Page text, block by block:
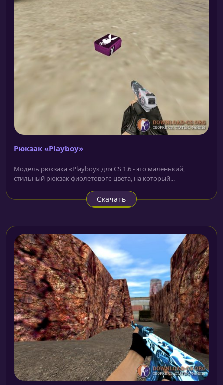
Рюкзак «Playboy»
Модель рюкзака «Playboy» для CS 1.6 - это маленький,
стильный рюкзак фиолетового цвета, на который...
Скачать